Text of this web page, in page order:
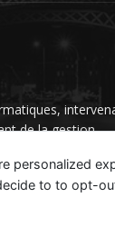
de la gestion
to to opt-